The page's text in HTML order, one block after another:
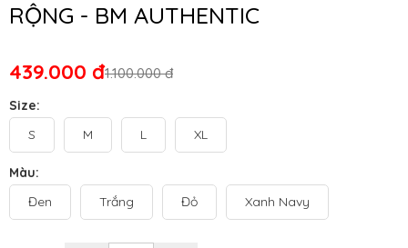
RỘNG - BM AUTHENTIC
1.100.000 đ
439.000 đ
Size:
S
M L XL
Màu:
Đen
Trắng Đỏ Xanh Navy